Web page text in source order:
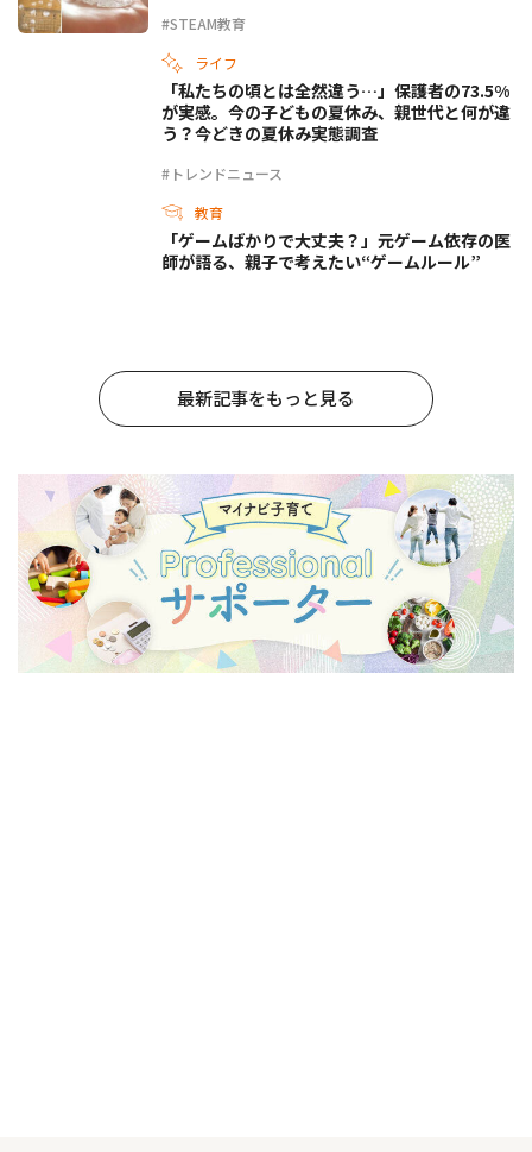
#STEAM教育
ライフ
#トレンドニュース
「私たちの頃とは全然違う…」保護者の73.5%
が実感。今の子どもの夏休み、親世代と何が違
う？今どきの夏休み実態調査
教育
「ゲームばかりで大丈夫？」元ゲーム依存の医
師が語る、親子で考えたい“ゲームルール”
最新記事をもっと見る